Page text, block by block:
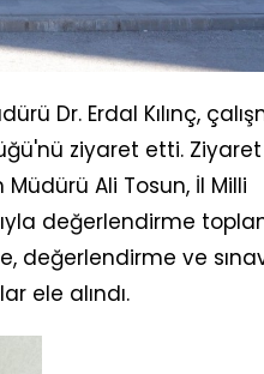
Dr. Erdal Kılınç,
ziyaret etti. Ziyaret
Müdürü Ali Tosun, İl Milli
değerlendirme
değerlendirme ve
ele alındı.